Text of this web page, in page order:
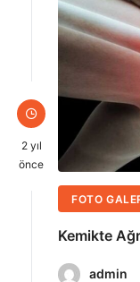
2 yıl
önce
FOTO
Kemikte
admin